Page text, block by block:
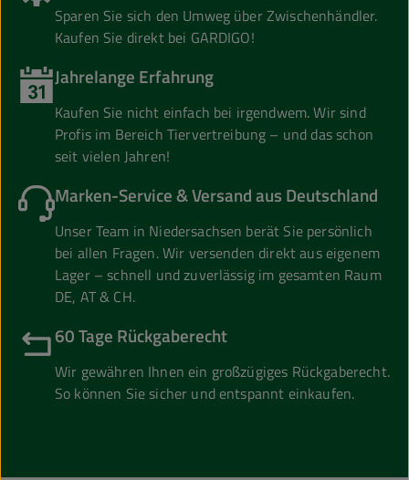
Sparen Sie sich den Umweg über Zwischenhändler.
Kaufen Sie direkt bei GARDIGO!
Jahrelange Erfahrung
Kaufen Sie nicht einfach bei irgendwem. Wir sind
Profis im Bereich Tiervertreibung – und das schon
seit vielen Jahren!
Marken-Service & Versand aus Deutschland
Unser Team in Niedersachsen berät Sie persönlich
bei allen Fragen. Wir versenden direkt aus eigenem
Lager – schnell und zuverlässig im gesamten Raum
DE, AT & CH.
60 Tage Rückgaberecht
Wir gewähren Ihnen ein großzügiges Rückgaberecht.
So können Sie sicher und entspannt einkaufen.